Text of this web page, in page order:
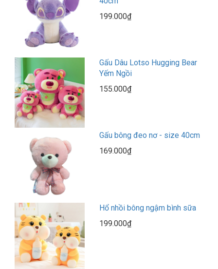
199.000₫
Gấu Dâu Lotso Hugging Bear
Yếm Ngồi
155.000₫
Gấu bông đeo nơ - size 40cm
169.000₫
Hổ nhồi bông ngậm bình sữa
199.000₫